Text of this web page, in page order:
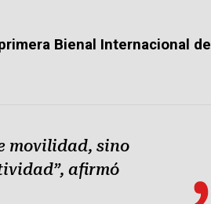
Bienal Internacional de
movilidad, sino
afirmó